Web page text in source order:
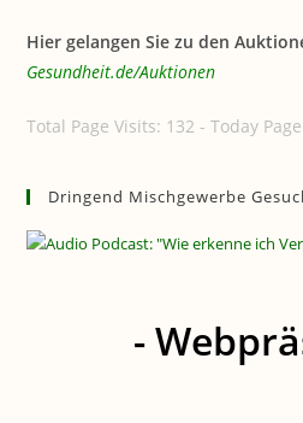
Hier gelangen Sie zu den
Gesundheit.de/Auktionen
Total Page Visits: 132 - Today
Dringend Mischgewerbe
-